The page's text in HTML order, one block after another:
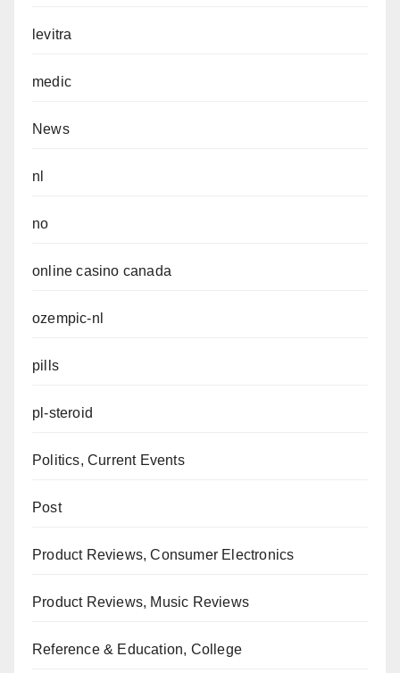
levitra
medic
News
nl
no
online casino canada
ozempic-nl
pills
pl-steroid
Politics, Current Events
Post
Product Reviews, Consumer Electronics
Product Reviews, Music Reviews
Reference & Education, College